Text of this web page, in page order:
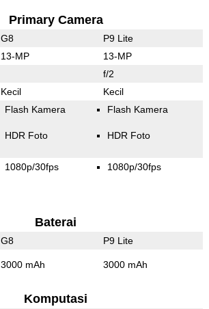
Primary Camera
G8 P9 Lite
13-MP 13-MP
f/2
Kecil Kecil
Flash Kamera
HDR Foto
Flash Kamera
HDR Foto
1080p/30fps 1080p/30fps
Baterai
G8 P9 Lite
3000 mAh 3000 mAh
Komputasi